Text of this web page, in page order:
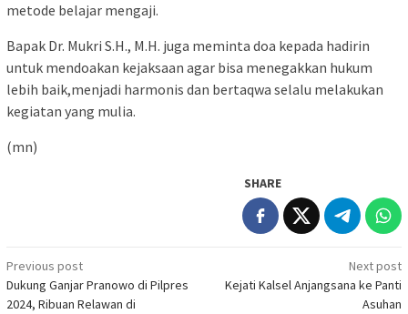
metode belajar mengaji.
Bapak Dr. Mukri S.H., M.H. juga meminta doa kepada hadirin
untuk mendoakan kejaksaan agar bisa menegakkan hukum
lebih baik,menjadi harmonis dan bertaqwa selalu melakukan
kegiatan yang mulia.
(mn)
SHARE
Post
navigation
Previous post
Dukung Ganjar Pranowo di Pilpres
2024, Ribuan Relawan di
Next post
Kejati Kalsel Anjangsana ke Panti
Asuhan